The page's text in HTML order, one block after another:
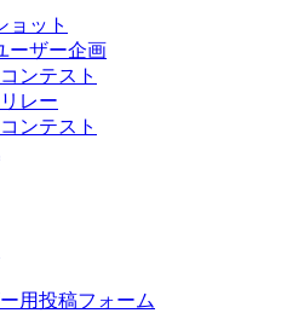
ョット
ーザー企画
ンテスト
レー
ンテスト
用投稿フォーム